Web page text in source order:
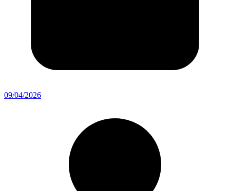
09/04/2026